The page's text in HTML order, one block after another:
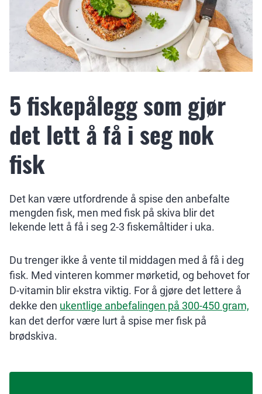
5 fiskepålegg som gjør
det lett å få i seg nok
fisk
Det kan være utfordrende å spise den anbefalte
mengden fisk, men med fisk på skiva blir det
lekende lett å få i seg 2-3 fiskemåltider i uka.
Du trenger ikke å vente til middagen med å få i deg
fisk. Med vinteren kommer mørketid, og behovet for
D-vitamin blir ekstra viktig. For å gjøre det lettere å
dekke den ukentlige anbefalingen på 300-450 gram,
kan det derfor være lurt å spise mer fisk på
brødskiva.